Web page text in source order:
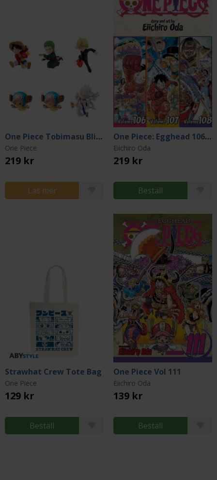
One Piece Tobimasu Blind Box Trading Figure (Blind Pack)
One Piece
219 kr
Läs mer
One Piece: Egghead 106-107-108
Eiichiro Oda
219 kr
Beställ
Strawhat Crew Tote Bag
One Piece
129 kr
Beställ
One Piece Vol 111
Eiichiro Oda
139 kr
Beställ